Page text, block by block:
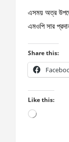
এসময় অত্র
এমওপি সার
Share this:
Like this:
Loading…